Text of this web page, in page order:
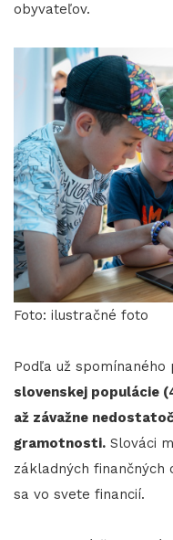
obyvateľov.
Foto: ilustračné foto
Podľa už spomínaného
slovenskej populácie
až závažne
gramotnosti. Slováci
základných
sa vo svete financií.